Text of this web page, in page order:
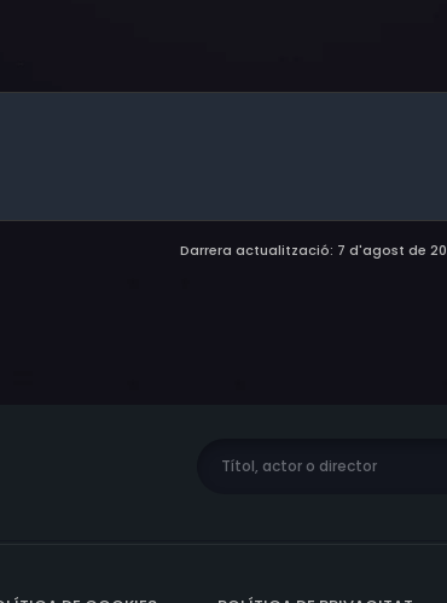
Darrera actualització: 7 d'agost de